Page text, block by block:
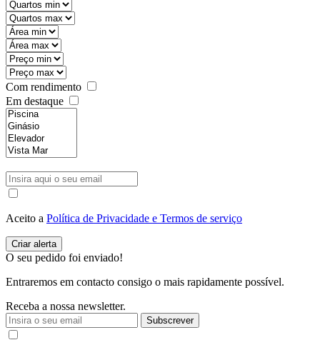
Com rendimento
Em destaque
Aceito a Política de Privacidade e Termos de serviço
O seu pedido foi enviado!
Entraremos em contacto consigo o mais rapidamente possível.
Receba a nossa newsletter.
Subscrever